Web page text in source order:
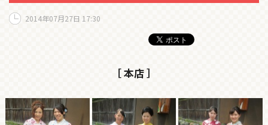
2014年07月27日 17:30
［ 本店 ］